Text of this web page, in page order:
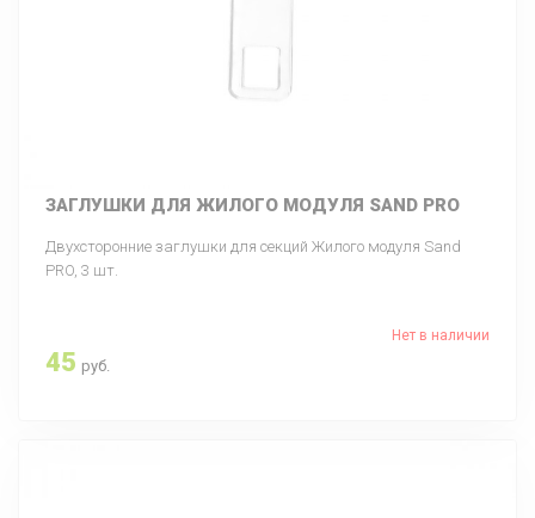
ЗАГЛУШКИ ДЛЯ ЖИЛОГО МОДУЛЯ SAND PRO
Двухсторонние заглушки для секций Жилого модуля Sand
PRO, 3 шт.
45 руб.
Нет в наличии